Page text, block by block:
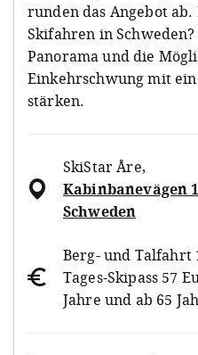
runden das Angebot ab.
Skifahren in
Panorama und die
Einkehrschwung mit
stärken.
SkiStar Åre,
Kabinbanevägen
Schweden
Berg- und Talfahrt
Tages-Skipass 57
Jahre und ab 65